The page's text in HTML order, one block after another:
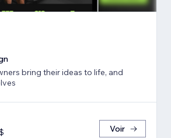
bring their ideas to life, and
Voir